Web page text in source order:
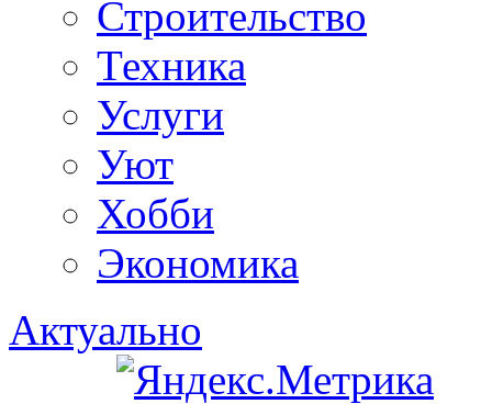
Строительство
Техника
Услуги
Уют
Хобби
Экономика
Актуально